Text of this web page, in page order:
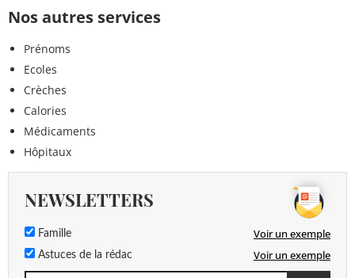
Nos autres services
Prénoms
Ecoles
Crèches
Calories
Médicaments
Hôpitaux
NEWSLETTERS
Famille Voir un exemple
Astuces de la rédac Voir un exemple